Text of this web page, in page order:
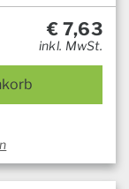
€ 7,63
inkl. MwSt.